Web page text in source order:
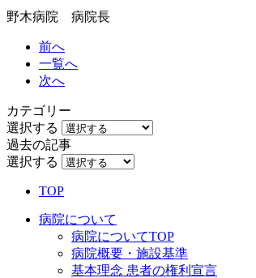
野木病院 病院長
前へ
一覧へ
次へ
カテゴリー
選択する
過去の記事
選択する
TOP
病院について
病院についてTOP
病院概要・施設基準
基本理念 患者の権利宣言